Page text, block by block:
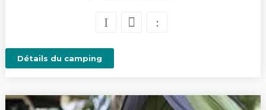
Détails du camping